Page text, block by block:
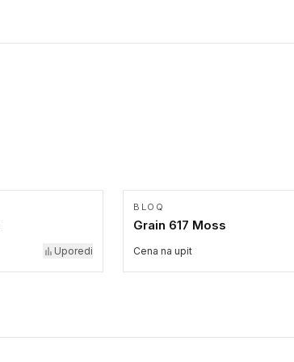
Uporedi
BLOQ
Grain 617 Moss
Cena na upit